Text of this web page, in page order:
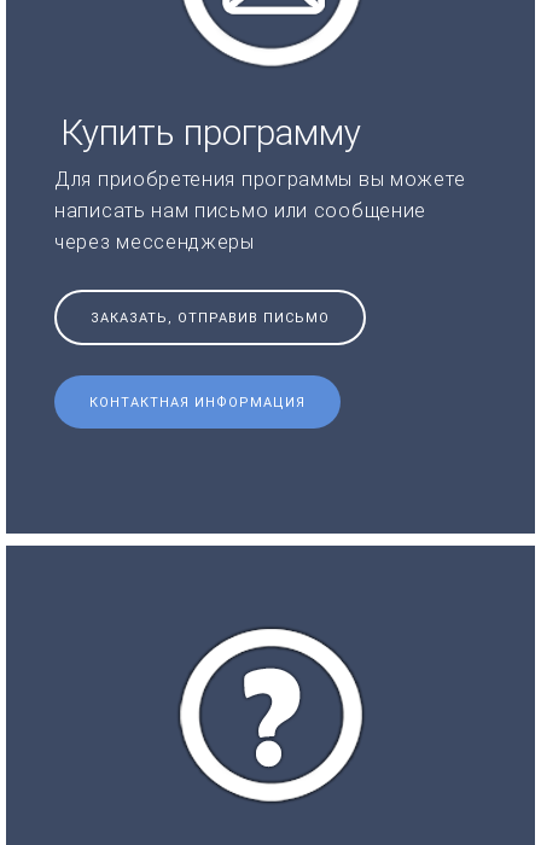
Купить программу
Для приобретения программы вы можете
написать нам письмо или сообщение
через мессенджеры
ЗАКАЗАТЬ, ОТПРАВИВ ПИСЬМО
КОНТАКТНАЯ ИНФОРМАЦИЯ